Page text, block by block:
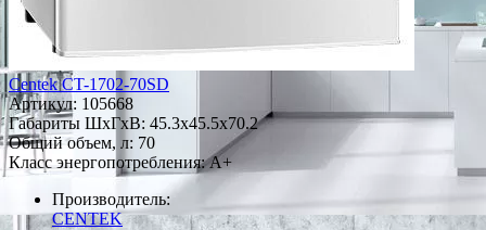
Centek CT-1702-70SD
Артикул: 105668
Габариты ШxГxВ: 45.3x45.5x70.2
Общий объем, л: 70
Класс энергопотребления: A+
Производитель:
CENTEK